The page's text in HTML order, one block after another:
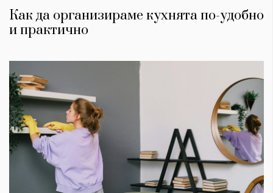
Как да организираме кухнята по-удобно
и практично